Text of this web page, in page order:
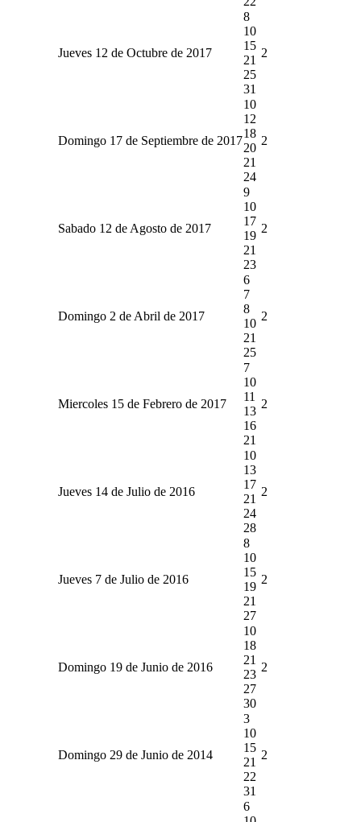
Jueves 12 de Octubre de 2017
8
10
15
21
25
31
2
Domingo 17 de Septiembre de 2017
10
12
18
20
21
24
2
Sabado 12 de Agosto de 2017
9
10
17
19
21
23
2
Domingo 2 de Abril de 2017
6
7
8
10
21
25
2
Miercoles 15 de Febrero de 2017
7
10
11
13
16
21
2
Jueves 14 de Julio de 2016
10
13
17
21
24
28
2
Jueves 7 de Julio de 2016
8
10
15
19
21
27
2
Domingo 19 de Junio de 2016
10
18
21
23
27
30
2
Domingo 29 de Junio de 2014
3
10
15
21
22
31
2
6